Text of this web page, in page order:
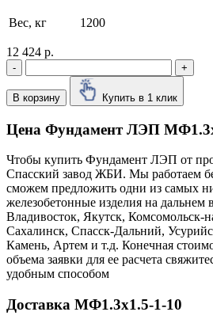
Вес, кг 1200
12 424 р.
- +
В корзину Купить в 1 клик
Цена Фундамент ЛЭП
Чтобы купить Фундамент ЛЭП от
Cпасский завод ЖБИ. Мы работаем
сможем предложить одни из самых
железобетонные изделия на дальнем
Владивосток, Якутск,
Сахалинск, Спасск-Дальний,
Камень, Артем и т.д. Конечная
объема заявки для ее расчета
удобным способом
Доставка МФ1.3х1.5-1-10